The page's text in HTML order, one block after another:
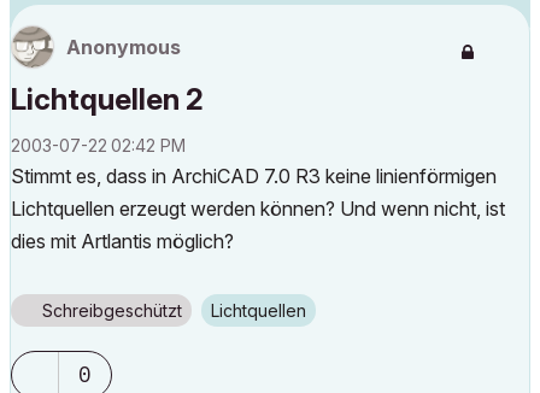
Anonymous
Lichtquellen 2
‎2003-07-22 02:42 PM
Stimmt es, dass in ArchiCAD 7.0 R3 keine linienförmigen
Lichtquellen erzeugt werden können? Und wenn nicht, ist
dies mit Artlantis möglich?
Schreibgeschützt Lichtquellen
0